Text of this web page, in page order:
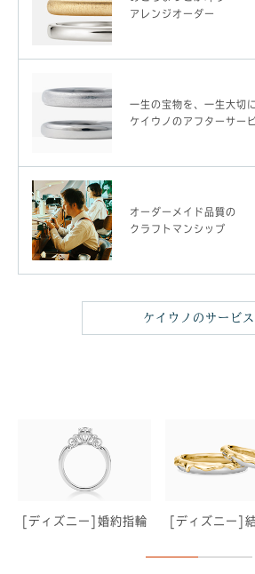
アレンジオーダー
一生の宝物を、一生大切に
ケイウノのアフターサー
オーダーメイド品質の
クラフトマンシップ
ケイウノのサービス
[ディズニー]婚約指輪 [ディズニー]